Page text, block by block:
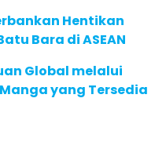
Hentikan
Bara di ASEAN
Global melalui
Manga yang Tersedia